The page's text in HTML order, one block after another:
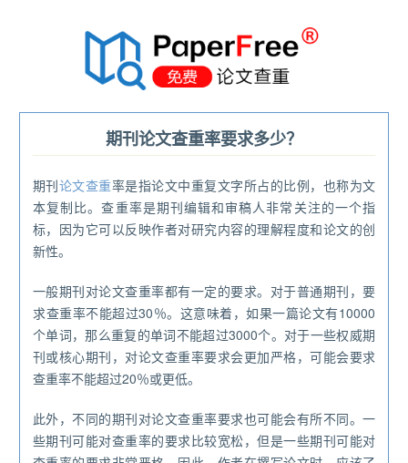
期刊论文查重率要求多少？
期刊论文查重率是指论文中重复文字所占的比例，也称为文
本复制比。查重率是期刊编辑和审稿人非常关注的一个指
标，因为它可以反映作者对研究内容的理解程度和论文的创
新性。
一般期刊对论文查重率都有一定的要求。对于普通期刊，要
求查重率不能超过30％。这意味着，如果一篇论文有10000
个单词，那么重复的单词不能超过3000个。对于一些权威期
刊或核心期刊，对论文查重率要求会更加严格，可能会要求
查重率不能超过20％或更低。
此外，不同的期刊对论文查重率要求也可能会有所不同。一
些期刊可能对查重率的要求比较宽松，但是一些期刊可能对